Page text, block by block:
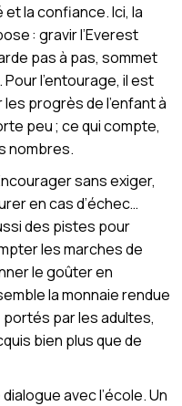
la confiance. Ici, la
: gravir l’Everest
pas à pas, sommet
l’entourage, il est
progrès de l’enfant à
peu ; ce qui compte,
nombres.
sans exiger,
en cas d’échec…
des pistes pour
les marches de
le goûter en
la monnaie rendue
par les adultes,
bien plus que de
avec l’école. Un